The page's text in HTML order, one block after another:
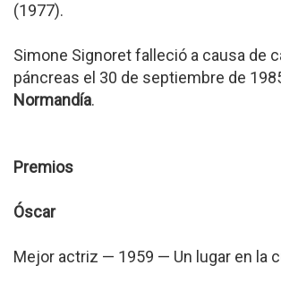
(1977).
Simone Signoret falleció a causa de
páncreas el 30 de septiembre de
Normandía.
Premios
Óscar
Mejor actriz — 1959 — Un lugar en la